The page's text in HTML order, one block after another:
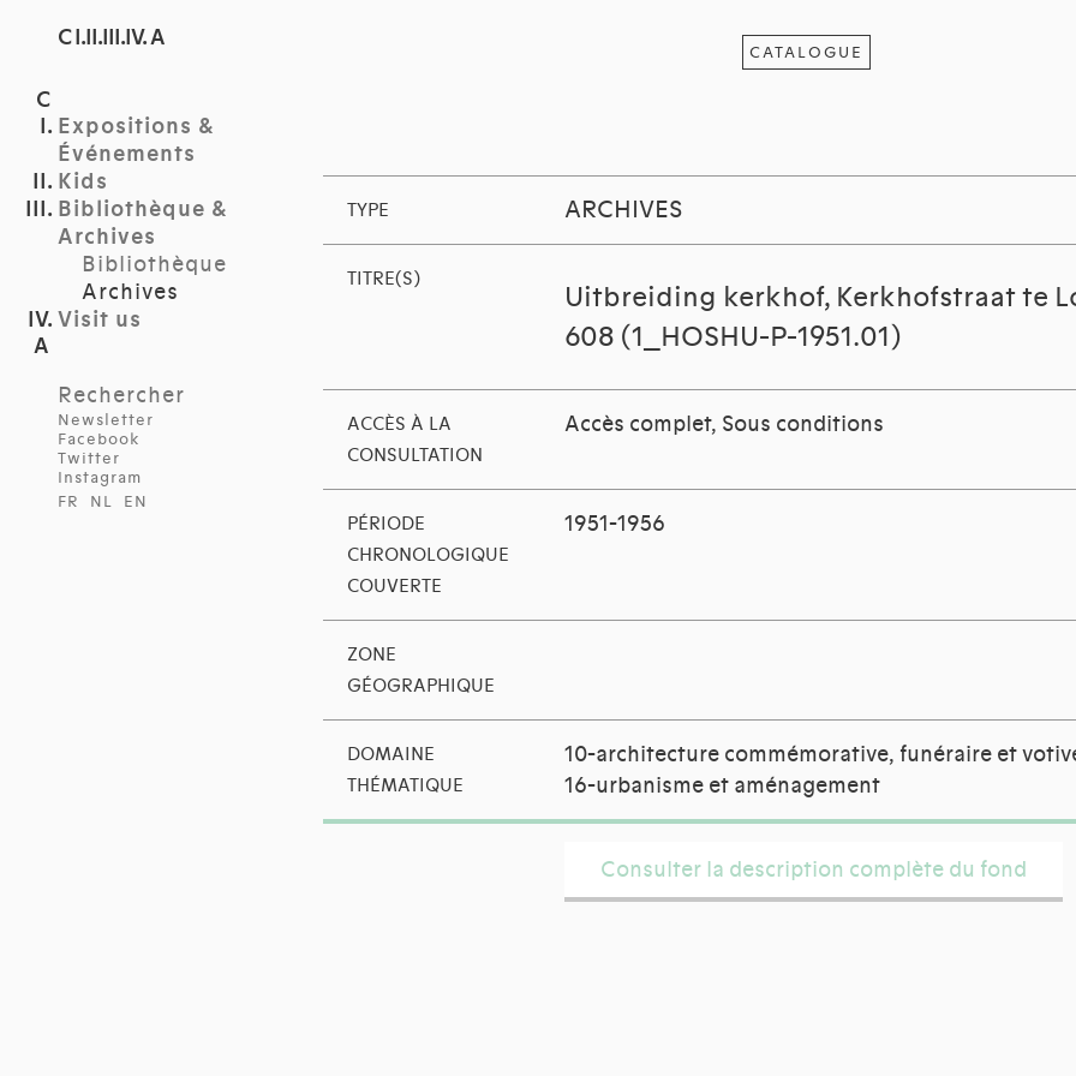
C I.II.III.IV. A
Expositions &
Événements
Kids
Bibliothèque &
Archives
Bibliothèque
Archives
Visit us
Rechercher
Newsletter
Facebook
Twitter
Instagram
FR
NL EN
CATALOGUE
TYPE ARCHIVES
TITRE(S)
Uitbreiding kerkhof, Kerkhofstraat te
608 (1_HOSHU-P-1951.01)
ACCÈS À LA
CONSULTATION
Accès complet, Sous conditions
PÉRIODE
CHRONOLOGIQUE
COUVERTE
1951-1956
ZONE
GÉOGRAPHIQUE
DOMAINE
THÉMATIQUE
10-architecture commémorative, funéraire et
16-urbanisme et aménagement
Consulter la description complète du fond